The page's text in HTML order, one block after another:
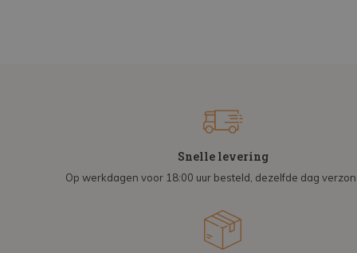
Snelle levering
Op werkdagen voor 18:00 uur besteld, dezelfde dag